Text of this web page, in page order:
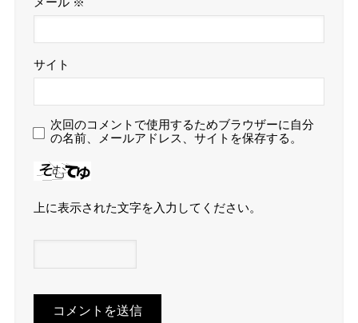
メール ※
サイト
次回のコメントで使用するためブラウザーに自分
の名前、メールアドレス、サイトを保存する。
上に表示された文字を入力してください。